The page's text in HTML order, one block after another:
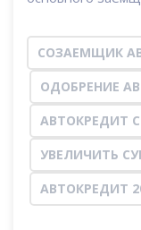
СОЗАЕМЩИК
ОДОБРЕНИЕ
АВТОКРЕДИТ
УВЕЛИЧИТЬ
АВТОКРЕДИТ